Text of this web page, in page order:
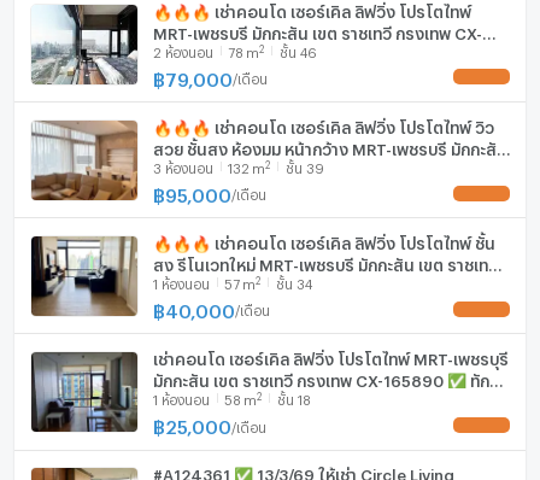
🌇 First Class Estate มือ 1 บริหารงานมืออาชีพ รับฝาก
เช่า ฝากขาย อสังหาริมทรัพย์ทั่วกรุงเทพ ฯ และปริมณฑล✨
ตู้เย็น
เครื่องดูดควัน
มีอินเตอร์เน็ตไร้สาย (Wi-Fi) ในห้องพัก
เครื่องซักผ้า
🔥🔥🔥 เช่าคอนโด เซอร์เคิล ลิฟวิ่ง โปรโตไทพ์
MRT-เพชรบุรี มักกะสัน เขต ราชเทวี กรุงเทพ CX-
56159 ✅ ทักไลน์ @connexproperty ตอบทันที ทีม
งานมืออาชีพ ✅ 🔥🔥🔥
2 ห้องนอน 78 m2 ชั้น 46
฿79,000 /เดือน
🔥🔥🔥 เช่าคอนโด เซอร์เคิล ลิฟวิ่ง โปรโตไทพ์ วิว
สวย ชั้นสูง ห้องมุม หน้ากว้าง MRT-เพชรบุรี มักกะสัน
เขต ราชเทวี กรุงเทพ CX-166326 ✅ ทักไลน์
@connexproperty ตอบทันที ทีมงานมืออาชีพ ✅
3 ห้องนอน 132 m2 ชั้น 39
฿95,000 /เดือน
🔥🔥🔥 เช่าคอนโด เซอร์เคิล ลิฟวิ่ง โปรโตไทพ์ ชั้น
สูง รีโนเวทใหม่ MRT-เพชรบุรี มักกะสัน เขต ราชเทวี
กรุงเทพ CX-146234 ✅ ทักไลน์
@connexproperty ตอบทันที ทีมงานมืออาชีพ ✅
1 ห้องนอน 57 m2 ชั้น 34
฿ 40,000 /เดือน
เช่าคอนโด เซอร์เคิล ลิฟวิ่ง โปรโตไทพ์ MRT-เพชรบุรี
มักกะสัน เขต ราชเทวี กรุงเทพ CX-165890 ✅ ทัก
ไลน์ @connexproperty ตอบทันที ทีมงานมืออาชีพ
✅
1 ห้องนอน 58 m2 ชั้น 18
฿25,000 /เดือน
#A124361 ✅ 13/3/69 ให้เช่า Circle Living